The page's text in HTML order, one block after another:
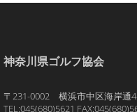
神奈川県ゴルフ協会
〒231-0002 横浜市中区海岸通
TEL:045(680)5621